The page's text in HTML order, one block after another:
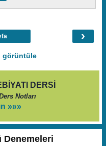
›
görüntüle
DERSİ
Notları
»»»
Denemeleri